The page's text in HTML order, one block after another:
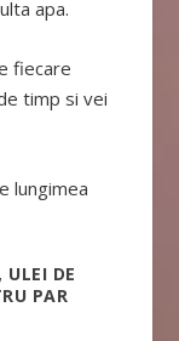
apa.
fiecare
timp si vei
lungimea
ULEI DE
PAR